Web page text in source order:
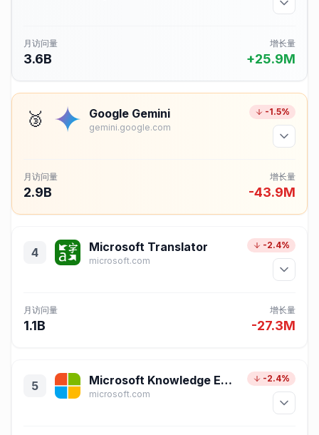
月访问量
3.6B
增长量
+25.9M
🥉 Google Gemini
gemini.google.com
-1.5%
月访问量
2.9B
增长量
-43.9M
4 Microsoft Translator
microsoft.com
-2.4%
月访问量
1.1B
增长量
-27.3M
5 Microsoft Knowledge Exploration
microsoft.com
-2.4%